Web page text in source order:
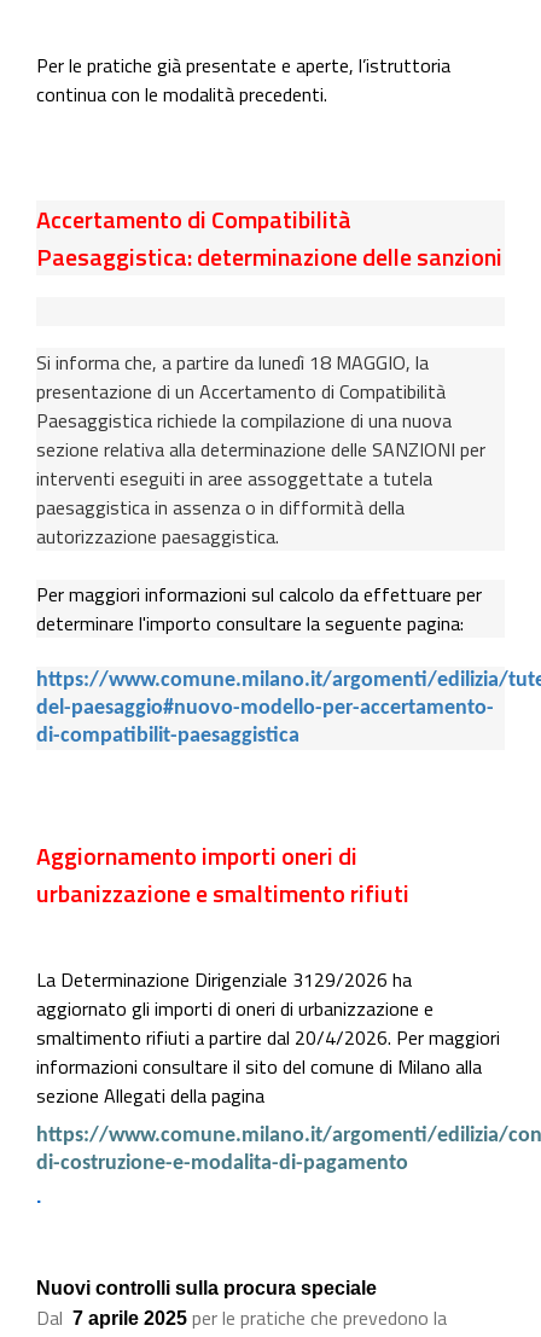
Per le pratiche già presentate e aperte, l’istruttoria
continua con le modalità precedenti.
Accertamento di Compatibilità
Paesaggistica: determinazione delle sanzioni
Si informa che, a partire da lunedì 18 MAGGIO, la
presentazione di un Accertamento di Compatibilità
Paesaggistica richiede la compilazione di una nuova
sezione relativa alla determinazione delle SANZIONI per
interventi eseguiti in aree assoggettate a tutela
paesaggistica in assenza o in difformità della
autorizzazione paesaggistica.
Per maggiori informazioni sul calcolo da effettuare per
determinare l'importo consultare la seguente pagina:
https://www.comune.milano.it/argomenti/edilizia/
del-paesaggio#nuovo-modello-per-accertamento-
di-compatibilit-paesaggistica
Aggiornamento importi oneri di
urbanizzazione e smaltimento rifiuti
La Determinazione Dirigenziale 3129/2026 ha
aggiornato gli importi di oneri di urbanizzazione e
smaltimento rifiuti a partire dal 20/4/2026. Per maggiori
informazioni consultare il sito del comune di Milano alla
sezione Allegati della pagina
https://www.comune.milano.it/argomenti/edilizia/
di-costruzione-e-modalita-di-pagamento
.
Nuovi controlli sulla procura speciale
Dal 7 aprile 2025 per le pratiche che prevedono la